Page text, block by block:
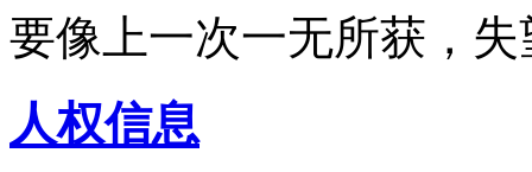
要像上一次一无所获，
人权信息